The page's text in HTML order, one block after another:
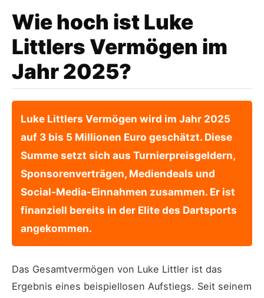
Wie hoch ist Luke
Littlers Vermögen im
Jahr 2025?
Luke Littlers Vermögen wird im Jahr 2025
auf 3 bis 5 Millionen Euro geschätzt. Diese
Summe setzt sich aus Turnierpreisgeldern,
Sponsorenverträgen, Mediendeals und
Social-Media-Einnahmen zusammen. Er ist
finanziell bereits in der Elite des Dartsports
angekommen.
Das Gesamtvermögen von Luke Littler ist das
Ergebnis eines beispiellosen Aufstiegs. Seit seinem